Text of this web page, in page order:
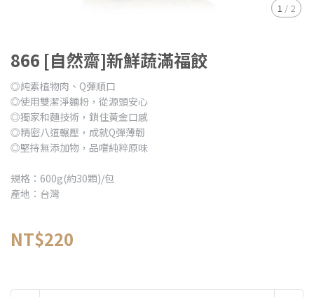
1 / 2
866 [自然齋]新鮮蔬滿福餃
◎純素植物肉、Q彈順口
◎使用雙潔淨麵粉，從源頭安心
◎獨家和麵技術，鎖住黃金口感
◎精密八道輾壓，成就Q彈薄韌
◎堅持無添加物，品嚐純粹原味
規格：600g(約30顆)/包
產地：台灣
NT$220